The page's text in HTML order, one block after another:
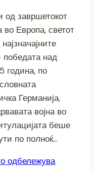
од завршетокот
во Европа, светот
победата над
година, по
Германија,
војна во
беше
по полноќ…
одбележува